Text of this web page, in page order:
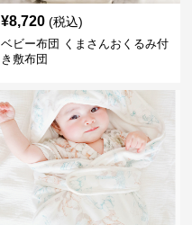
¥8,720 (税込)
ベビー布団 くまさんおくるみ付
き敷布団